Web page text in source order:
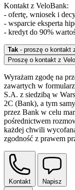
Kontakt z VeloBank:
- ofertę, wniosek i
- wsparcie eksperta
- kredyt do 90%
Tak - proszę o kontakt
Proszę o kontakt z
Wyrażam zgodę na
zawartych w
S.A. z siedzibą w
2C (Bank), a tym
przez Bank w celu
pośrednictwem
każdej chwili
zgodność z prawem
Kontakt Napisz